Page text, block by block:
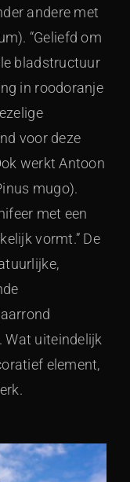
andere met
“Geliefd om
bladstructuur
in roodoranje
voor deze
werkt Antoon
mugo).
met een
vormt.” De
Wat uiteindelijk
element,